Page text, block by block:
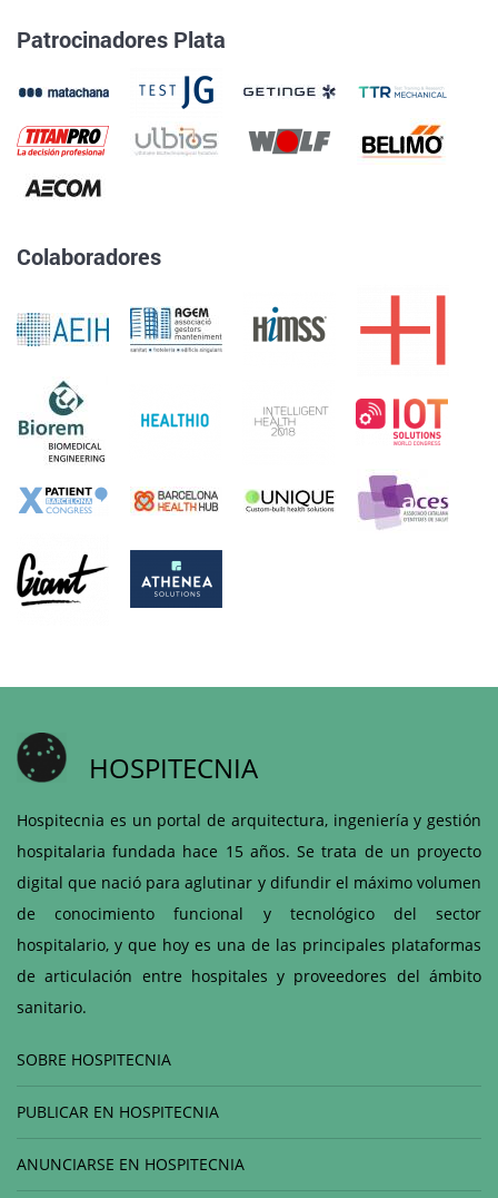
Patrocinadores Plata
Colaboradores
HOSPITECNIA
Hospitecnia es un portal de arquitectura, ingeniería y gestión
hospitalaria fundada hace 15 años. Se trata de un proyecto
digital que nació para aglutinar y difundir el máximo volumen
de conocimiento funcional y tecnológico del sector
hospitalario, y que hoy es una de las principales plataformas
de articulación entre hospitales y proveedores del ámbito
sanitario.
SOBRE HOSPITECNIA
PUBLICAR EN HOSPITECNIA
ANUNCIARSE EN HOSPITECNIA